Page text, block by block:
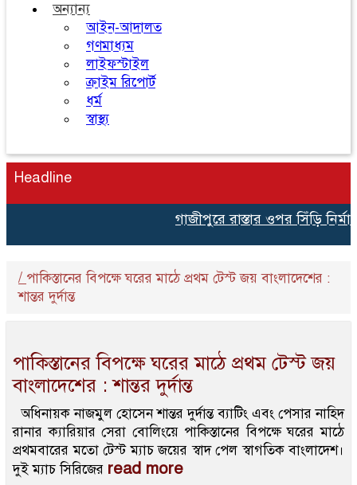
অন্যান্য
আইন-আদালত
গণমাধ্যম
লাইফস্টাইল
ক্রাইম রিপোর্ট
ধর্ম
স্বাস্থ্য
Headline
গাজীপুরে রাস্তার ওপর সিঁড়ি
/ পাকিস্তানের বিপক্ষে ঘরের মাঠে প্রথম টেস্ট জয় বাংলাদেশের :
শান্তর দুর্দান্ত
পাকিস্তানের বিপক্ষে ঘরের মাঠে প্রথম টেস্ট জয়
বাংলাদেশের : শান্তর দুর্দান্ত
অধিনায়ক নাজমুল হোসেন শান্তর দুর্দান্ত ব্যাটিং এবং পেসার নাহিদ
রানার ক্যারিয়ার সেরা বোলিংয়ে পাকিস্তানের বিপক্ষে ঘরের মাঠে
প্রথমবারের মতো টেস্ট ম্যাচ জয়ের স্বাদ পেল স্বাগতিক বাংলাদেশ।
দুই ম্যাচ সিরিজের read more